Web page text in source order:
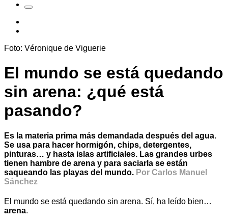
Foto: Véronique de Viguerie
El mundo se está quedando
sin arena: ¿qué está
pasando?
Es la materia prima más demandada después del agua.
Se usa para hacer hormigón, chips, detergentes,
pinturas… y hasta islas artificiales. Las grandes urbes
tienen hambre de arena y para saciarla se están
saqueando las playas del mundo. Por Carlos Manuel
Sánchez
El mundo se está quedando sin arena. Sí, ha leído bien…
arena.